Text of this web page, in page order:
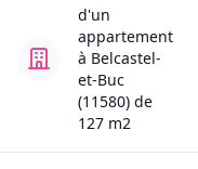
d'un
appartement
à Belcastel-
et-Buc
(11580) de
127 m2